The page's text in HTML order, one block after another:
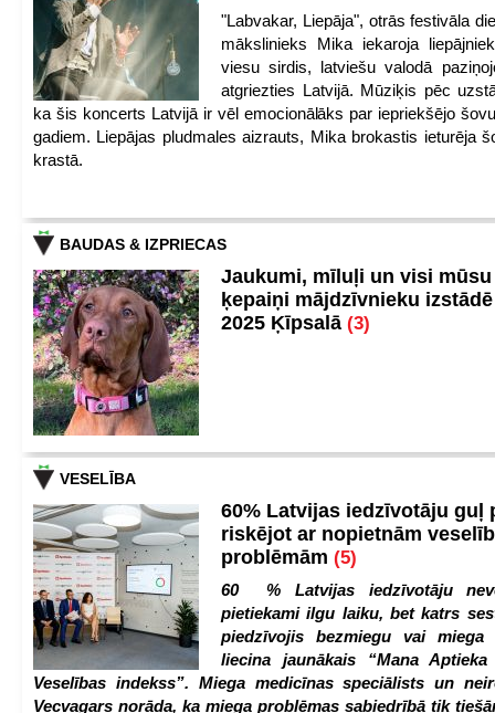
"Labvakar, Liepāja", otrās festivāla
mākslinieks Mika iekaroja
viesu sirdis, latviešu valodā
atgriezties Latvijā. Mūziķis pēc
ka šis koncerts Latvijā ir vēl emocionālāks par iepriekšējo
gadiem. Liepājas pludmales aizrauts, Mika brokastis ieturēja
krastā.
BAUDAS & IZPRIECAS
Jaukumi, mīluļi un visi
ķepaiņi mājdzīvnieku
2025 Ķīpsalā (3)
VESELĪBA
60% Latvijas iedzīvotāju guļ
riskējot ar nopietnām
problēmām (5)
60 % Latvijas iedzīvotāju
pietiekami ilgu laiku, bet katrs
piedzīvojis bezmiegu vai miega
liecina jaunākais “Mana
Veselības indekss”. Miega medicīnas speciālists un
Vecvagars norāda, ka miega problēmas sabiedrībā tik